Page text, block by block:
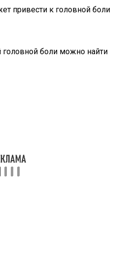
привести к головной боли
боли можно найти